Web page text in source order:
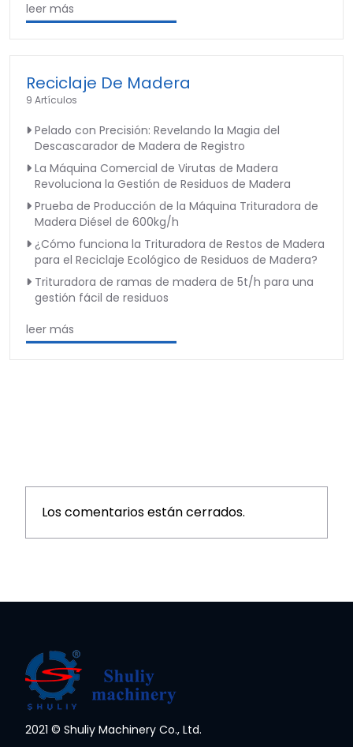
leer más
Reciclaje De Madera
9 Artículos
Pelado con Precisión: Revelando la Magia del
Descascarador de Madera de Registro
La Máquina Comercial de Virutas de Madera
Revoluciona la Gestión de Residuos de Madera
Prueba de Producción de la Máquina Trituradora de
Madera Diésel de 600kg/h
¿Cómo funciona la Trituradora de Restos de Madera
para el Reciclaje Ecológico de Residuos de Madera?
Trituradora de ramas de madera de 5t/h para una
gestión fácil de residuos
leer más
Los comentarios están cerrados.
2021 © Shuliy Machinery Co., Ltd.